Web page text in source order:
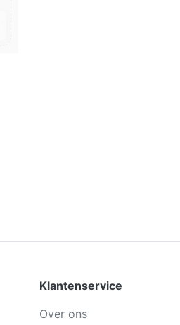
Klantenservice
Over ons